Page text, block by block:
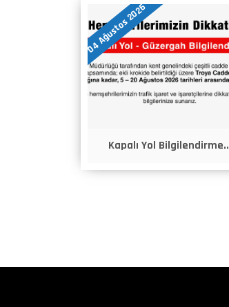
04 Ağustos 2026
Kapalı Yol Bilgilendirme..